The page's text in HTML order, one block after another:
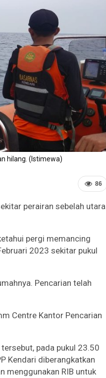
hilang. (Istimewa)
86
perairan sebelah utara
pergi memancing
2023 sekitar pukul
Pencarian telah
Centre Kantor Pencarian
pada pukul 23.50
Kendari diberangkatkan
menggunakan RIB untuk